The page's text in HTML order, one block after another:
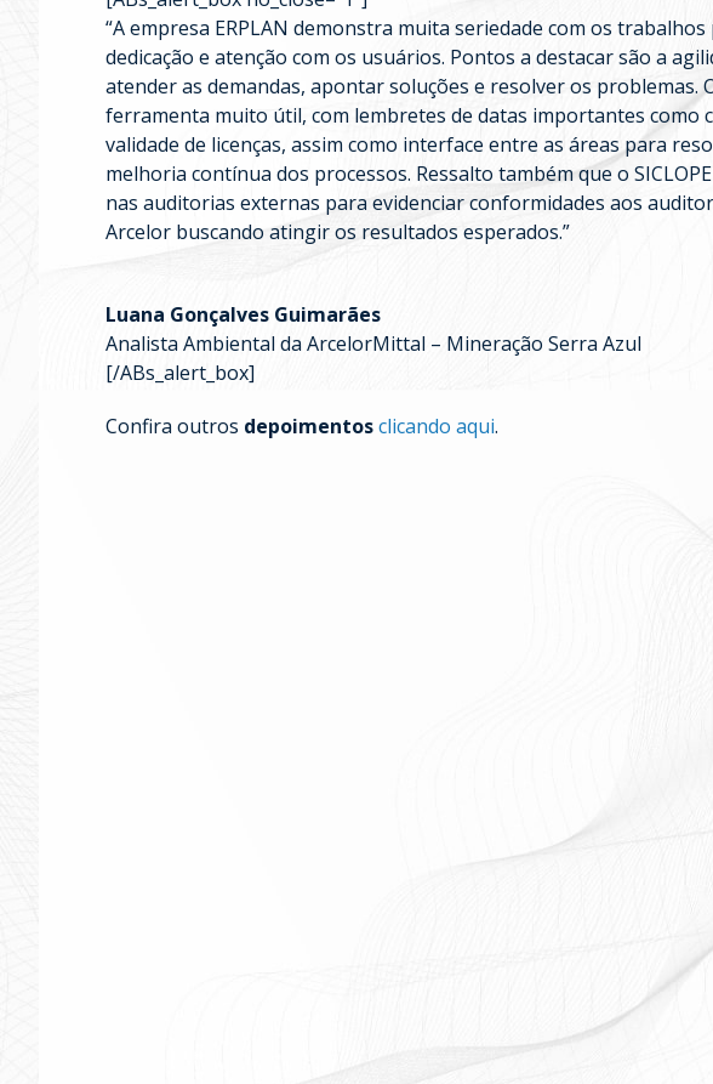
“A empresa ERPLAN demonstra muita seriedade com os
dedicação e atenção com os usuários. Pontos a destacar são a
atender as demandas, apontar soluções e resolver os problemas.
ferramenta muito útil, com lembretes de datas importantes como
validade de licenças, assim como interface entre as áreas para
melhoria contínua dos processos. Ressalto também que o
nas auditorias externas para evidenciar conformidades aos
Arcelor buscando atingir os resultados esperados.”
Luana Gonçalves Guimarães
Analista Ambiental da ArcelorMittal – Mineração Serra Azul
[/ABs_alert_box]
Confira outros depoimentosclicando aqui.